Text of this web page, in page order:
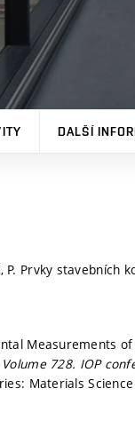
DALŠÍ
P. Prvky
Measurements
728. IOP
Materials